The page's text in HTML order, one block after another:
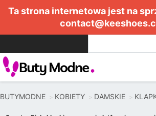
Ta strona internetowa jest na
BUTYMODNE KOBIETY DAMSKIE